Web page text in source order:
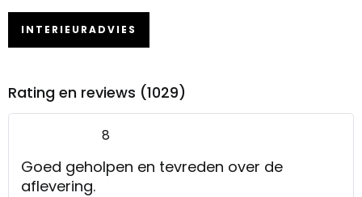
INTERIEURADVIES
Rating en reviews (1029)
8
Goed geholpen en tevreden over de
aflevering.